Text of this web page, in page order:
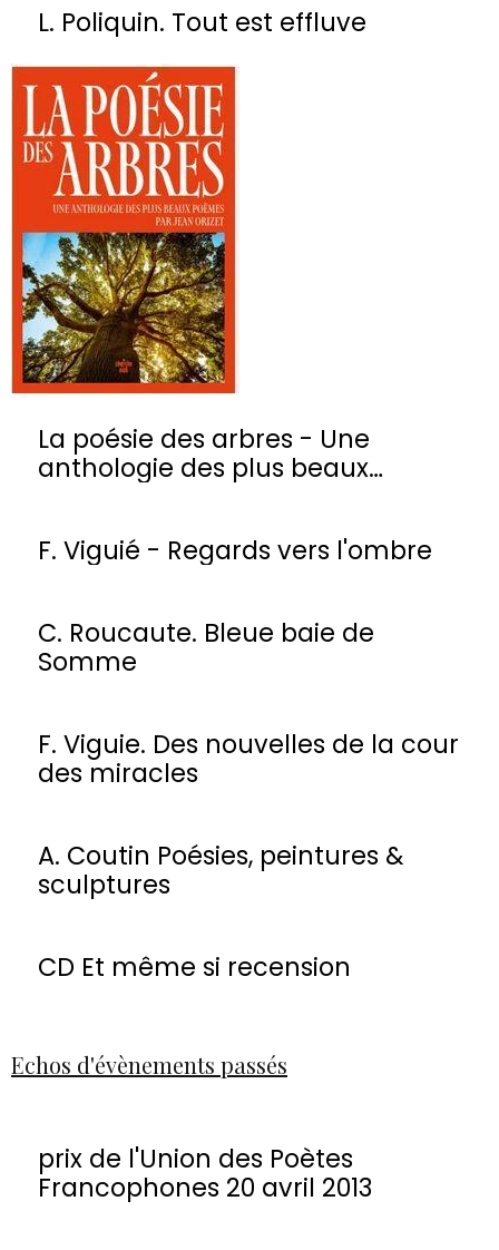
L. Poliquin. Tout est effluve
La poésie des arbres - Une
anthologie des plus beaux
F. Viguié - Regards vers l'ombre
C. Roucaute. Bleue baie de
Somme
F. Viguie. Des nouvelles de la cour
des miracles
A. Coutin Poésies, peintures &
sculptures
CD Et même si recension
Echos d'évènements passés
prix de l'Union des Poètes
Francophones 20 avril 2013